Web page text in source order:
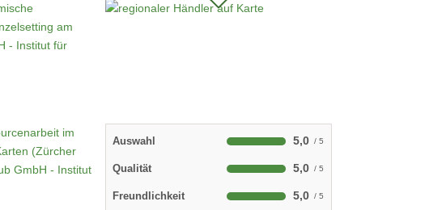
Auswahl 5,0
Qualität 5,0
Freundlichkeit 5,0